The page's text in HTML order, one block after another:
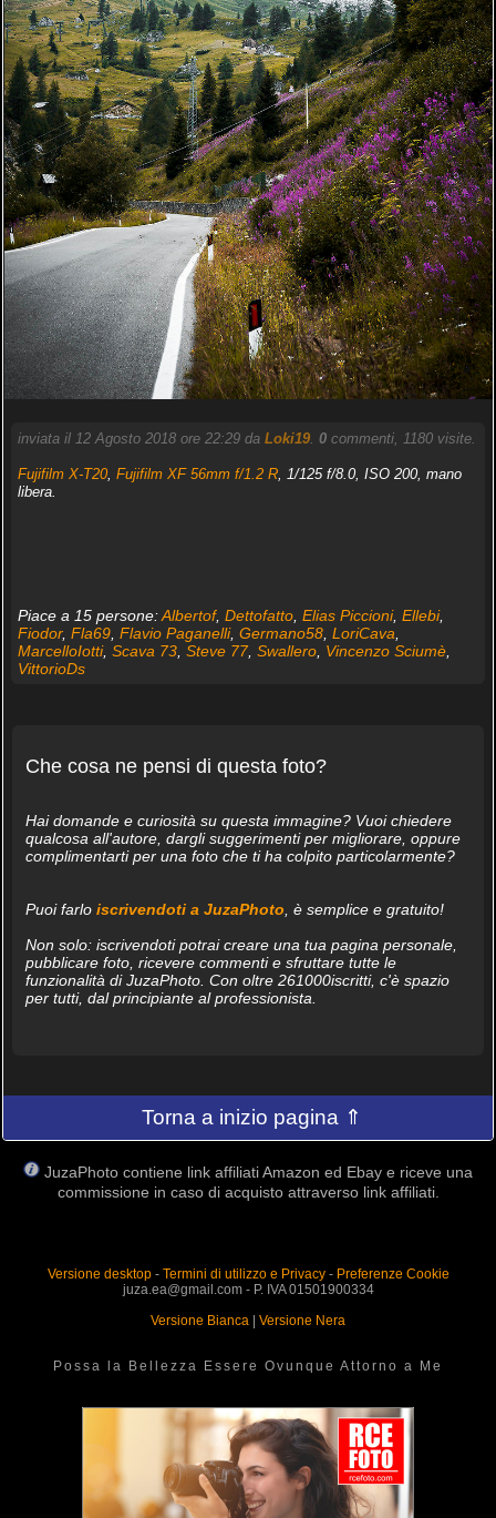
inviata il 12 Agosto 2018 ore 22:29 da Loki19. 0commenti, 1180 visite.
Fujifilm X-T20, Fujifilm XF 56mm f/1.2 R, 1/125 f/8.0, ISO 200, mano
libera.
Piace a 15 persone:Albertof, Dettofatto, Elias Piccioni, Ellebi,
Fiodor, Fla69, Flavio Paganelli, Germano58, LoriCava
MarcelloIotti, Scava 73, Steve 77, Swallero, Vincenzo Sciumè,
VittorioDs
Che cosa ne pensi di questa foto?
Hai domande e curiosità su questa immagine? Vuoi chiedere
qualcosa all'autore, dargli suggerimenti per migliorare, oppure
complimentarti per una foto che ti ha colpito particolarmente?
Puoi farlo iscrivendoti a JuzaPhoto, è semplice e gratuito!
Non solo: iscrivendoti potrai creare una tua pagina personale,
pubblicare foto, ricevere commenti e sfruttare tutte le
funzionalità di JuzaPhoto. Con oltre 261000iscritti, c'è spazio
per tutti, dal principiante al professionista.
Torna a inizio pagina ⇑
JuzaPhoto contiene link affiliati Amazon ed Ebay e riceve una
commissione in caso di acquisto attraverso link affiliati.
Versione desktop- Termini di utilizzo e Privacy- Preferenze Cookie
juza.ea@gmail.com - P. IVA 01501900334
Versione Bianca | Versione Nera
Possa la Bellezza Essere Ovunque Attorno a Me